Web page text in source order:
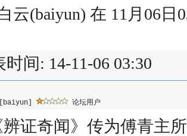
云(baiyun) 在 11月06日
间: 14-11-06 03:30
[baiyun] 论坛用户
辨证奇闻》传为傅青主